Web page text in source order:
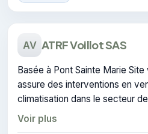
AV ATRF Voillot SAS
Basée à Pont Sainte Marie Site
assure des interventions en
climatisation dans le secteur
CERTIFIE, gage de conformité
réalisées.
Voir plus